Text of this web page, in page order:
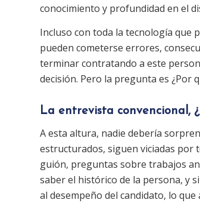
conocimiento y profundidad en el
Incluso con toda la tecnología que
pueden cometerse errores,
terminar contratando a este
decisión. Pero la pregunta es ¿Por
La entrevista convencional,
A esta altura, nadie debería
estructurados, siguen viciadas por
guión, preguntas sobre trabajos
saber el histórico de la persona, y
al desempeño del candidato, lo